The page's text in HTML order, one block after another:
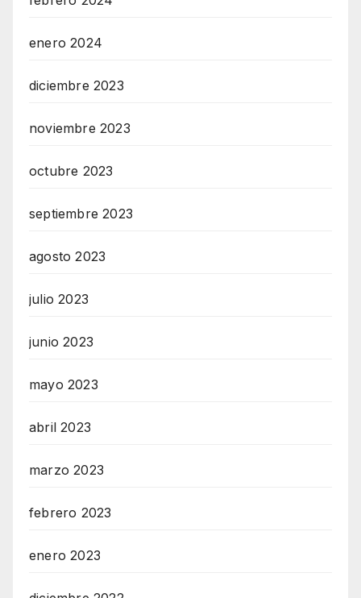
enero 2024
diciembre 2023
noviembre 2023
octubre 2023
septiembre 2023
agosto 2023
julio 2023
junio 2023
mayo 2023
abril 2023
marzo 2023
febrero 2023
enero 2023